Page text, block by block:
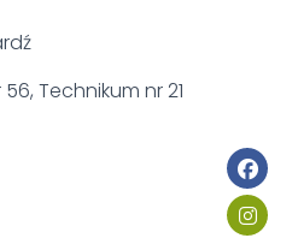
Technikum nr 21